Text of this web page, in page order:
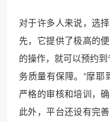
对于许多人来说，选
先，它提供了极高的
的操作，就可以预约
务质量有保障。“摩耶
严格的审核和培训，
此外，平台还设有完